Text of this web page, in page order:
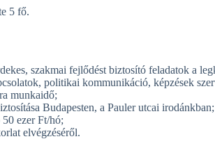
5 fő.
szakmai fejlődést biztosító feladatok a
politikai kommunikáció, képzések
munkaidő;
Budapesten, a Pauler utcai irodánkban;
ezer Ft/hó;
elvégzéséről.